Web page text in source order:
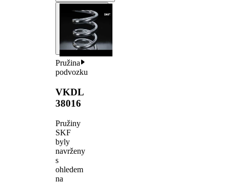
Pružina
podvozku
VKDL
38016
Pružiny
SKF
byly
navrženy
s
ohledem
na